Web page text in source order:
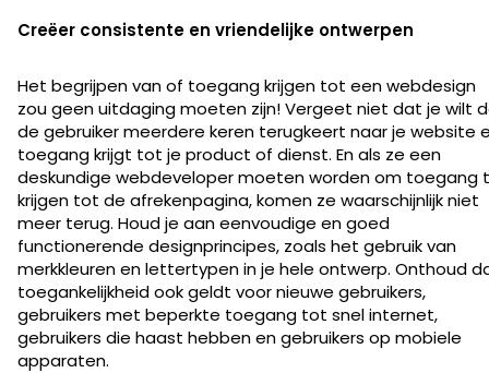
Creëer consistente en vriendelijke ontwerpen
Het begrijpen van of toegang krijgen tot een webdesign
zou geen uitdaging moeten zijn! Vergeet niet dat je wilt
de gebruiker meerdere keren terugkeert naar je website
toegang krijgt tot je product of dienst. En als ze een
deskundige webdeveloper moeten worden om toegang
krijgen tot de afrekenpagina, komen ze waarschijnlijk niet
meer terug. Houd je aan eenvoudige en goed
functionerende designprincipes, zoals het gebruik van
merkkleuren en lettertypen in je hele ontwerp. Onthoud
toegankelijkheid ook geldt voor nieuwe gebruikers,
gebruikers met beperkte toegang tot snel internet,
gebruikers die haast hebben en gebruikers op mobiele
apparaten.